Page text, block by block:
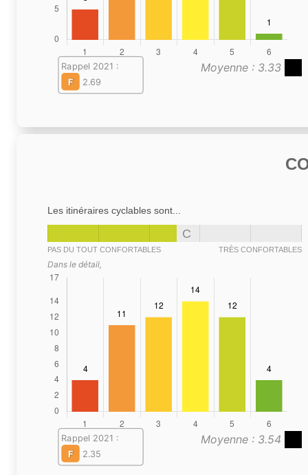
Moyenne : 3.33
Rappel 2021 :
F
2.69
Les itinéraires cyclables sont...
C
PAS DU TOUT CONFORTABLES TRÈS CONFORTABLES
Dans le détail,
Moyenne : 3.54
Rappel 2021 :
F
2.35